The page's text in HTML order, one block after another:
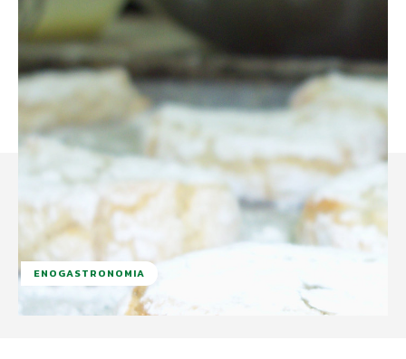
ENOGASTRONOMIA